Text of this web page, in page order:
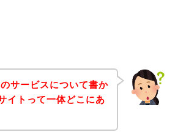
サービスについて書か
イトって一体どこにあ